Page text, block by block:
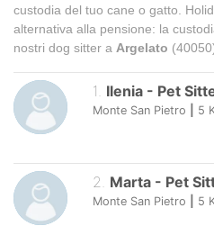
custodia del tuo cane o gatto.
alternativa alla pensione: la
nostri dog sitter a Argelato
1 Ilenia - Pet
Monte San Pietro 5
2. Marta - Pet
Monte San Pietro 5